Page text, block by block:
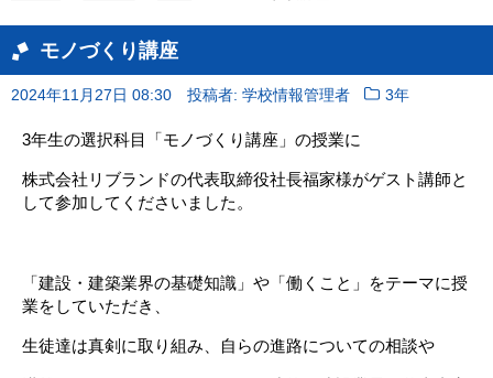
モノづくり講座
2024年11月27日 08:30 投稿者: 学校情報管理者 3年
3年生の選択科目「モノづくり講座」の授業に
株式会社リブランドの代表取締役社長福家様がゲスト講師と
して参加してくださいました。
「建設・建築業界の基礎知識」や「働くこと」をテーマに授
業をしていただき、
生徒達は真剣に取り組み、自らの進路についての相談や